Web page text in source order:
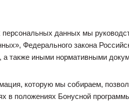
данных мы
Федерального закона
также иными нормативными
которую мы собираем,
в положениях Бонусной